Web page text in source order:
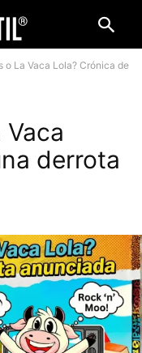
o La Vaca Lola? Crónica de
derrota